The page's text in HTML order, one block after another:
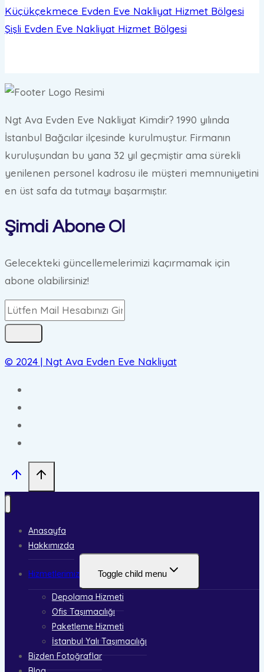
Küçükçekmece Evden Eve Nakliyat Hizmet Bölgesi
Şişli Evden Eve Nakliyat Hizmet Bölgesi
Ngt Ava Evden Eve Nakliyat Kimdir? 1990 yılında
İstanbul Bağcılar ilçesinde kurulmuştur. Firmanın
kuruluşundan bu yana 32 yıl geçmiştir ama sürekli
yenilenen personel kadrosu ile müşteri memnuniyetini
en üst safa da tutmayı başarmıştır.
Şimdi Abone Ol
Gelecekteki güncellemelerimizi kaçırmamak için
abone olabilirsiniz!
© 2024 | Ngt Ava Evden Eve Nakliyat
Anasayfa
Hakkımızda
Hizmetlerimiz Toggle child menu
Depolama Hizmeti
Ofis Taşımacılığı
Paketleme Hizmeti
İstanbul Yalı Taşımacılığı
Bizden Fotoğraflar